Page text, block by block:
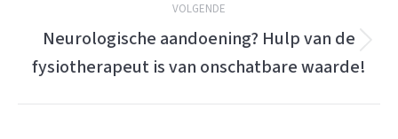
VOLGENDE
Volgende
bericht:
Neurologische aandoening? Hulp van de
fysiotherapeut is van onschatbare waarde!